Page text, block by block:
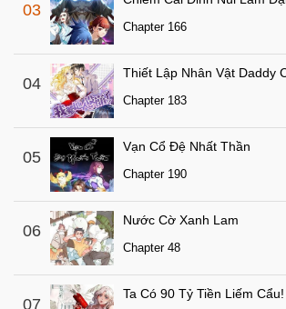
Chapter 272
Chapter 271.5 2 tháng trước
Chapter 271 3 tháng trước
Chapter 270
Chapter 269 3 tháng trước
Chapter 268
Chapter 267 3 tháng trước
Chapter 266
Chapter 265
Chapter 264 4 tháng trước
03
Chapter 166
04
Thiết Lập Nhân Vật Daddy
Chapter 183
05
Vạn Cổ Đệ Nhất Thần
Chapter 190
06
Nước Cờ Xanh Lam
Chapter 48
07
Ta Có 90 Tỷ Tiền Liếm Cẩu!